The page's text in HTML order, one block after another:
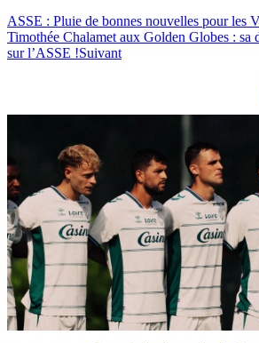
ASSE : Pluie de bonnes nouvelles pour les
Timothée Chalamet aux Golden Globes : sa
sur l’ASSE !Suivant